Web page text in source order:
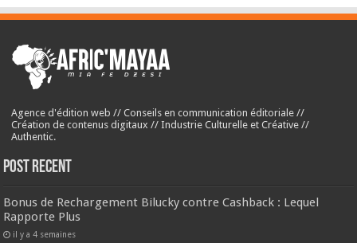
Agence d'édition web // Conseils en communication éditoriale //
Création de contenus digitaux // Industrie Culturelle et Créative //
Authentic.
Post Recent
Bonus de Rechargement Bilucky contre Cashback : Lequel
Rapporte Plus
il y a 4 semaines